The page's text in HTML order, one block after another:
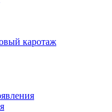
каротаж